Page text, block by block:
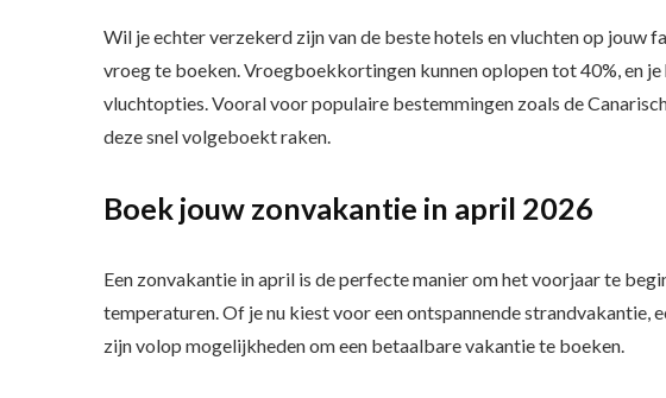
Wil je echter verzekerd zijn van de beste hotels en vluchten op jouw
vroeg te boeken. Vroegboekkortingen kunnen oplopen tot 40%, en
vluchtopties. Vooral voor populaire bestemmingen zoals de
deze snel volgeboekt raken.
Boek jouw zonvakantie in april 2026
Een zonvakantie in april is de perfecte manier om het voorjaar te
temperaturen. Of je nu kiest voor een ontspannende strandvakantie,
zijn volop mogelijkheden om een betaalbare vakantie te boeken.